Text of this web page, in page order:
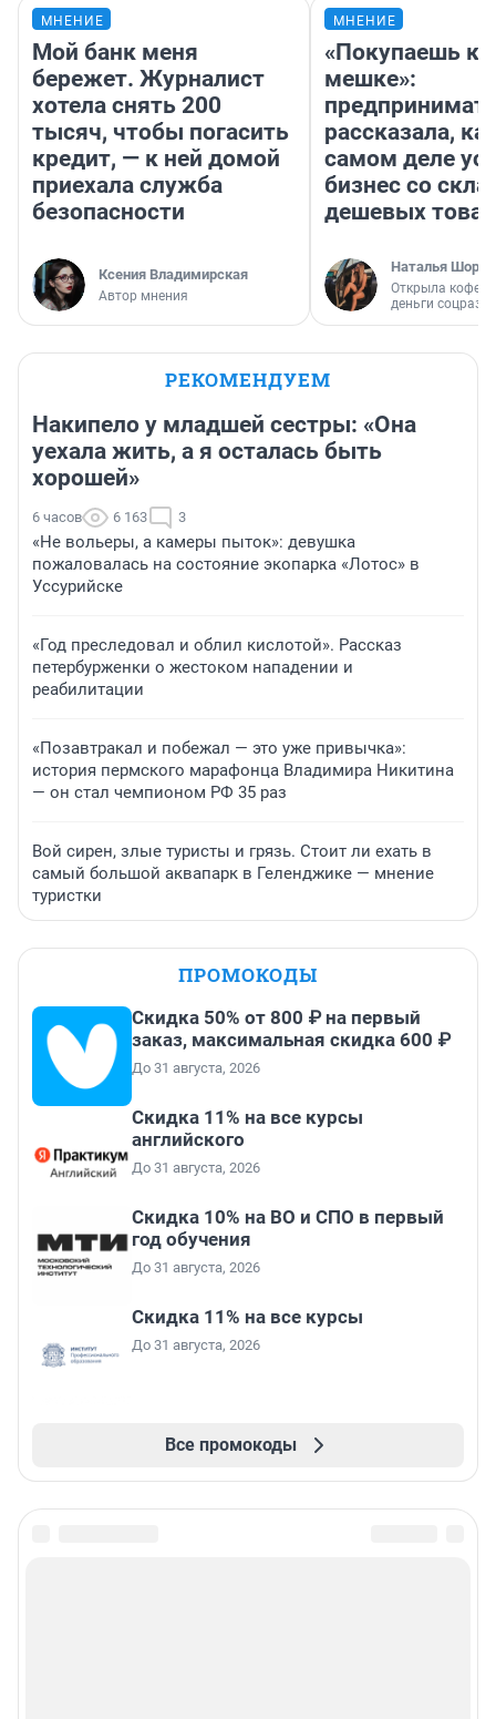
МНЕНИЕ
Мой банк меня
бережет. Журналист
хотела снять 200
тысяч, чтобы погасить
кредит, — к ней домой
приехала служба
безопасности
Ксения Владимирская
Автор мнения
МНЕНИЕ
«Покупаешь
мешке»:
рассказала,
самом деле
бизнес со
дешевых
Наталья
Открыла
деньги
РЕКОМЕНДУЕМ
Накипело у младшей сестры: «Она
уехала жить, а я осталась быть
хорошей»
6 часов 6 163 3
«Не вольеры, а камеры пыток»: девушка
пожаловалась на состояние экопарка «Лотос» в
Уссурийске
«Год преследовал и облил кислотой». Рассказ
петербурженки о жестоком нападении и
реабилитации
«Позавтракал и побежал — это уже привычка»:
история пермского марафонца Владимира Никитина
— он стал чемпионом РФ 35 раз
Вой сирен, злые туристы и грязь. Стоит ли ехать в
самый большой аквапарк в Геленджике — мнение
туристки
ПРОМОКОДЫ
Скидка 50% от 800 ₽ на первый
заказ, максимальная скидка 600 ₽
До 31 августа, 2026
Скидка 11% на все курсы
английского
До 31 августа, 2026
Скидка 10% на ВО и СПО в первый
год обучения
До 31 августа, 2026
Скидка 11% на все курсы
До 31 августа, 2026
Все промокоды